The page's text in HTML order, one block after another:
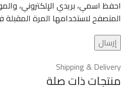
احفظ اسمي، بريدي الإلكتروني،
المتصفح لاستخدامها المرة
Shipping & Delivery
منتجات ذات صلة